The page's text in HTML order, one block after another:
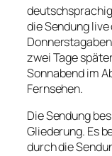
die Sendung
zwei Tage
Sonnabend im
Fernsehen.
Die Sendung
Gliederung. Es
durch die